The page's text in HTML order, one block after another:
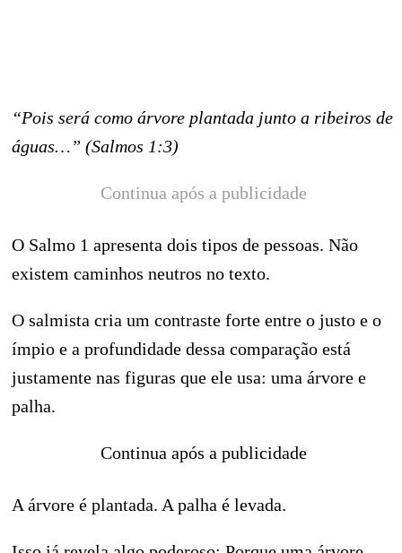
“Pois será como árvore plantada junto a ribeiros de
águas…” (Salmos 1:3)
Continua após a publicidade
O Salmo 1 apresenta dois tipos de pessoas. Não
existem caminhos neutros no texto.
O salmista cria um contraste forte entre o justo e o
ímpio e a profundidade dessa comparação está
justamente nas figuras que ele usa: uma árvore e
palha.
Continua após a publicidade
A árvore é plantada. A palha é levada.